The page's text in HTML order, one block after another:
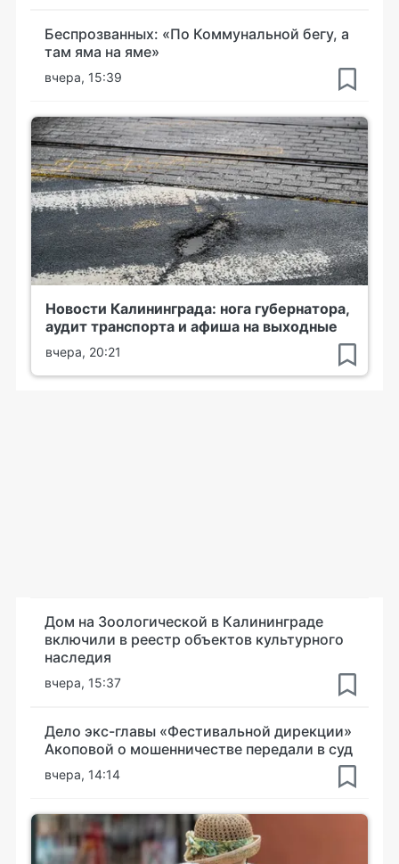
Беспрозванных: «По Коммунальной бегу, а
там яма на яме»
вчера, 15:39
Новости Калининграда: нога губернатора,
аудит транспорта и афиша на выходные
вчера, 20:21
Дом на Зоологической в Калининграде
включили в реестр объектов культурного
наследия
вчера, 15:37
Дело экс-главы «Фестивальной дирекции»
Акоповой о мошенничестве передали в суд
вчера, 14:14